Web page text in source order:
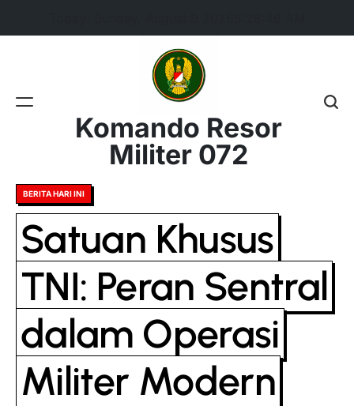
Komando Resor
Militer 072
Posted
in
BERITA HARI INI
Satuan Khusus
TNI: Peran Sentral
dalam Operasi
Militer Modern